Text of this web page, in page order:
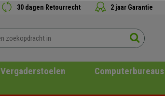
30 dagen Retourrecht 2 jaar Garantie
Vergaderstoelen Computerbureaus